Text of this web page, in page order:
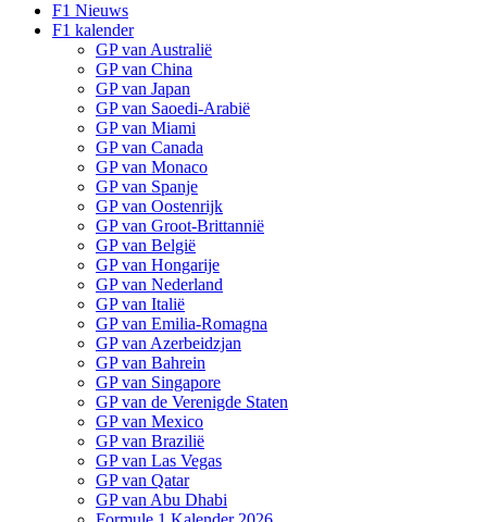
F1 Nieuws
F1 kalender
GP van Australië
GP van China
GP van Japan
GP van Saoedi-Arabië
GP van Miami
GP van Canada
GP van Monaco
GP van Spanje
GP van Oostenrijk
GP van Groot-Brittannië
GP van België
GP van Hongarije
GP van Nederland
GP van Italië
GP van Emilia-Romagna
GP van Azerbeidzjan
GP van Bahrein
GP van Singapore
GP van de Verenigde Staten
GP van Mexico
GP van Brazilië
GP van Las Vegas
GP van Qatar
GP van Abu Dhabi